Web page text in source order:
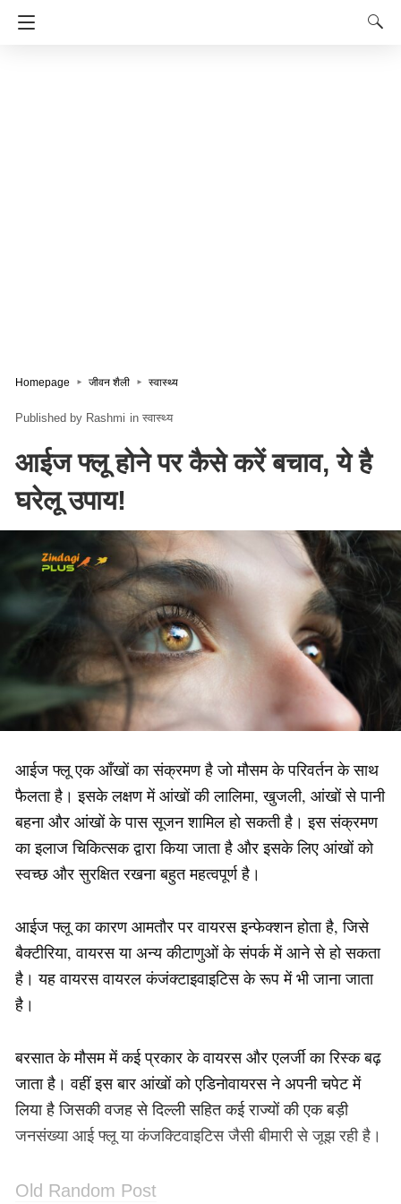
Homepage जीवन शैली स्वास्थ्य
Rashmi in स्वास्थ्य
आईज फ्लू होने पर कैसे करें बचाव, ये है
घरेलू उपाय!
आईज फ्लू एक आँखों का संक्रमण है जो मौसम के परिवर्तन के साथ
फैलता है। इसके लक्षण में आंखों की लालिमा, खुजली, आंखों से पानी
बहना और आंखों के पास सूजन शामिल हो सकती है। इस संक्रमण
का इलाज चिकित्सक द्वारा किया जाता है और इसके लिए आंखों को
स्वच्छ और सुरक्षित रखना बहुत महत्वपूर्ण है।
आईज फ्लू का कारण आमतौर पर वायरस इन्फेक्शन होता है, जिसे
बैक्टीरिया, वायरस या अन्य कीटाणुओं के संपर्क में आने से हो सकता
है। यह वायरस वायरल कंजंक्टाइवाइटिस के रूप में भी जाना जाता
है।
बरसात के मौसम में कई प्रकार के वायरस और एलर्जी का रिस्‍क बढ़
जाता है। वहीं इस बार आंखों को एडिनोवायरस ने अपनी चपेट में
लिया है जिसकी वजह से दिल्‍ली सहित कई राज्‍यों की एक बड़ी
जनसंख्‍या आई फ्लू या कंजक्टिवाइटिस जैसी बीमारी से जूझ रही है।
Old Random Post